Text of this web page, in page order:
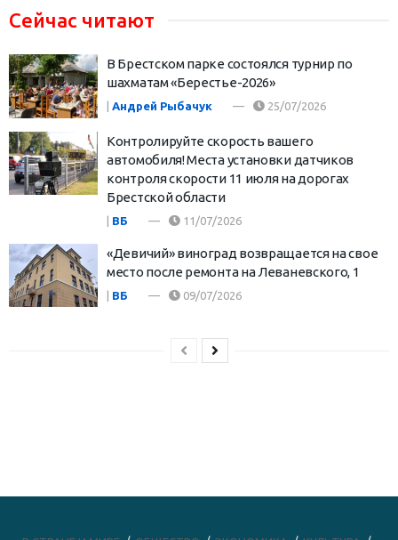
Сейчас читают
В Брестском парке состоялся турнир по
шахматам «Берестье-2026»
Андрей Рыбачук 25/07/2026
Контролируйте скорость вашего
автомобиля! Места установки датчиков
контроля скорости 11 июля на дорогах
Брестской области
ВБ 11/07/2026
«Девичий» виноград возвращается на свое
место после ремонта на Леваневского, 1
ВБ 09/07/2026